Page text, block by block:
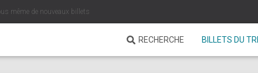
même de nouveaux billets
RECHERCHE BILLETS DU